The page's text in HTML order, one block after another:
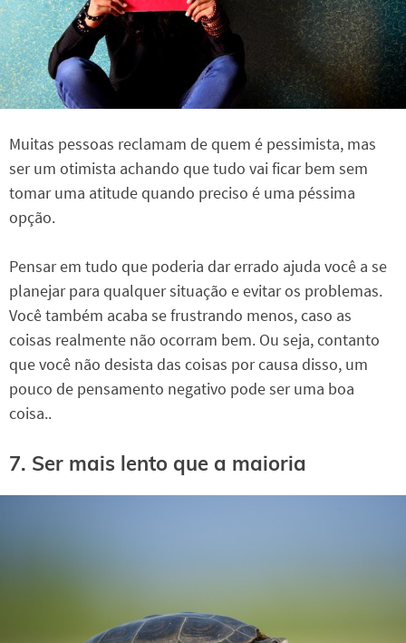
Muitas pessoas reclamam de quem é pessimista, mas
ser um otimista achando que tudo vai ficar bem sem
tomar uma atitude quando preciso é uma péssima
opção.
Pensar em tudo que poderia dar errado ajuda você a se
planejar para qualquer situação e evitar os problemas.
Você também acaba se frustrando menos, caso as
coisas realmente não ocorram bem. Ou seja, contanto
que você não desista das coisas por causa disso, um
pouco de pensamento negativo pode ser uma boa
coisa..
7. Ser mais lento que a maioria